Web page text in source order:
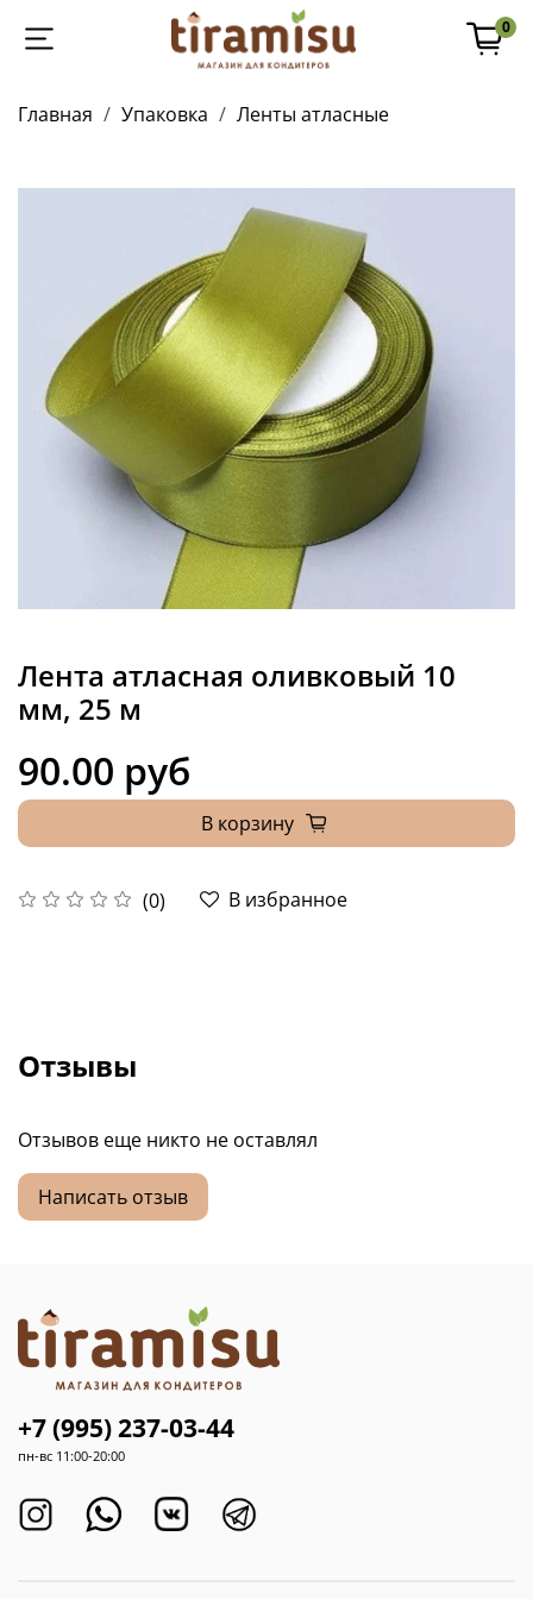
0
Главная Упаковка Ленты атласные
Лента атласная оливковый 10
мм, 25 м
(0) В избранное
90.00 руб
В корзину
Отзывы
Отзывов еще никто не оставлял
Написать отзыв
+7 (995) 237-03-44
пн-вс 11:00-20:00